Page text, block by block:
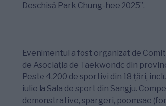
Deschisă Park Chung-hee 2025”.
Evenimentul a fost organizat de
de Asociația de Taekwondo din
Peste 4.200 de sportivi din 18 țări,
iulie la Sala de sport din Sangju.
demonstrative, spargeri, poomsae